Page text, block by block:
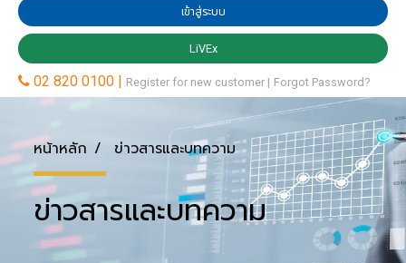
หน้าหลัก ข่าวสารและบทความ
ข่าวสารและบทความ